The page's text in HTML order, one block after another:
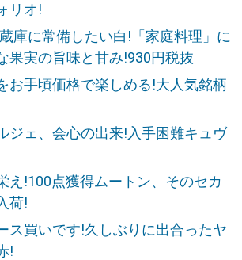
リオ!
庫に常備したい白!「家庭料理」に
果実の旨味と甘み!930円税抜
お手頃価格で楽しめる!大人気銘柄
ジェ、会心の出来!入手困難キュヴ
え!100点獲得ムートン、そのセカ
荷!
ス買いです!久しぶりに出合ったヤ
!